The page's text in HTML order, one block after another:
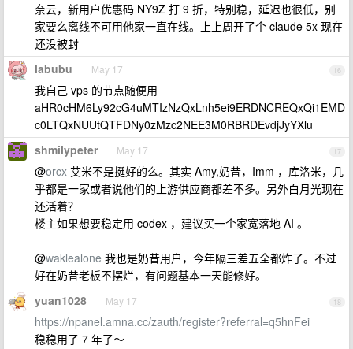
奈云，新用户优惠码 NY9Z 打 9 折，特别稳，延迟也很低，别
家要么离线不可用他家一直在线。上上周开了个 claude 5x 现在
还没被封
16
labubu May 17
我自己 vps 的节点随便用
aHR0cHM6Ly92cG4uMTIzNzQxLnh5ei9ERDNCREQxQi1EMD
c0LTQxNUUtQTFDNy0zMzc2NEE3M0RBRDEvdjJyYXlu
17
shmilypeter May 17
@orcx 艾米不是挺好的么。其实 Amy,奶昔，Imm ，库洛米，几
乎都是一家或者说他们的上游供应商都差不多。另外白月光现在
还活着？
楼主如果想要稳定用 codex ，建议买一个家宽落地 AI 。
@waklealone 我也是奶昔用户，今年隔三差五全都炸了。不过
好在奶昔老板不摆烂，有问题基本一天能修好。
18
yuan1028 May 17
https://npanel.amna.cc/zauth/register?referral=q5hnFei
稳稳用了 7 年了～